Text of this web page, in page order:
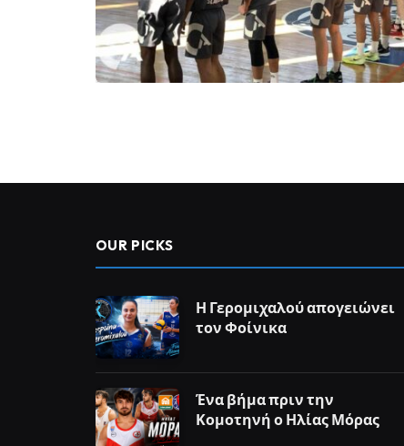
OUR PICKS
Η Γερομιχαλού απογειώνει
τον Φοίνικα
Ένα βήμα πριν την
Κομοτηνή ο Ηλίας Μόρας